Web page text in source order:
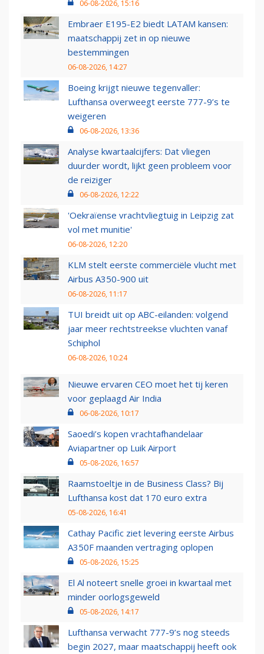
06-08-2026, 15:16
Embraer E195-E2 biedt LATAM kansen:
maatschappij zet in op nieuwe
bestemmingen
06-08-2026, 14:27
Boeing krijgt nieuwe tegenvaller:
Lufthansa overweegt eerste 777-9’s te
weigeren
06-08-2026, 13:36
Analyse kwartaalcijfers: Dat vliegen
duurder wordt, lijkt geen probleem voor
de reiziger
06-08-2026, 12:22
'Oekraïense vrachtvliegtuig in Leipzig zat
vol met munitie'
06-08-2026, 12:20
KLM stelt eerste commerciële vlucht met
Airbus A350-900 uit
06-08-2026, 11:17
TUI breidt uit op ABC-eilanden: volgend
jaar meer rechtstreekse vluchten vanaf
Schiphol
06-08-2026, 10:24
Nieuwe ervaren CEO moet het tij keren
voor geplaagd Air India
06-08-2026, 10:17
Saoedi’s kopen vrachtafhandelaar
Aviapartner op Luik Airport
05-08-2026, 16:57
Raamstoeltje in de Business Class? Bij
Lufthansa kost dat 170 euro extra
05-08-2026, 16:41
Cathay Pacific ziet levering eerste Airbus
A350F maanden vertraging oplopen
05-08-2026, 15:25
El Al noteert snelle groei in kwartaal met
minder oorlogsgeweld
05-08-2026, 14:17
Lufthansa verwacht 777-9’s nog steeds
begin 2027, maar maatschappij heeft ook